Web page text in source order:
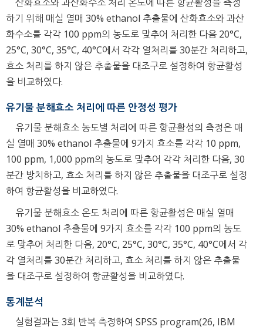
하기 위해 매실 열매 30% ethanol 추출물에 산화효소와 과산
화수소를 각각 100 ppm의 농도로 맞추어 처리한 다음 20°C,
25°C, 30°C, 35°C, 40°C에서 각각 열처리를 30분간 처리하고,
효소 처리를 하지 않은 추출물을 대조구로 설정하여 항균활성
을 비교하였다.
유기물 분해효소 처리에 따른 안정성 평가
유기물 분해효소 농도별 처리에 따른 항균활성의 측정은 매
실 열매 30% ethanol 추출물에 9가지 효소를 각각 10 ppm,
100 ppm, 1,000 ppm의 농도로 맞추어 각각 처리한 다음, 30
분간 방치하고, 효소 처리를 하지 않은 추출물을 대조구로 설정
하여 항균활성을 비교하였다.
유기물 분해효소 온도 처리에 따른 항균활성은 매실 열매
30% ethanol 추출물에 9가지 효소를 각각 100 ppm의 농도
로 맞추어 처리한 다음, 20°C, 25°C, 30°C, 35°C, 40°C에서 각
각 열처리를 30분간 처리하고, 효소 처리를 하지 않은 추출물
을 대조구로 설정하여 항균활성을 비교하였다.
통계분석
실험결과는 3회 반복 측정하여 SPSS program(26, IBM